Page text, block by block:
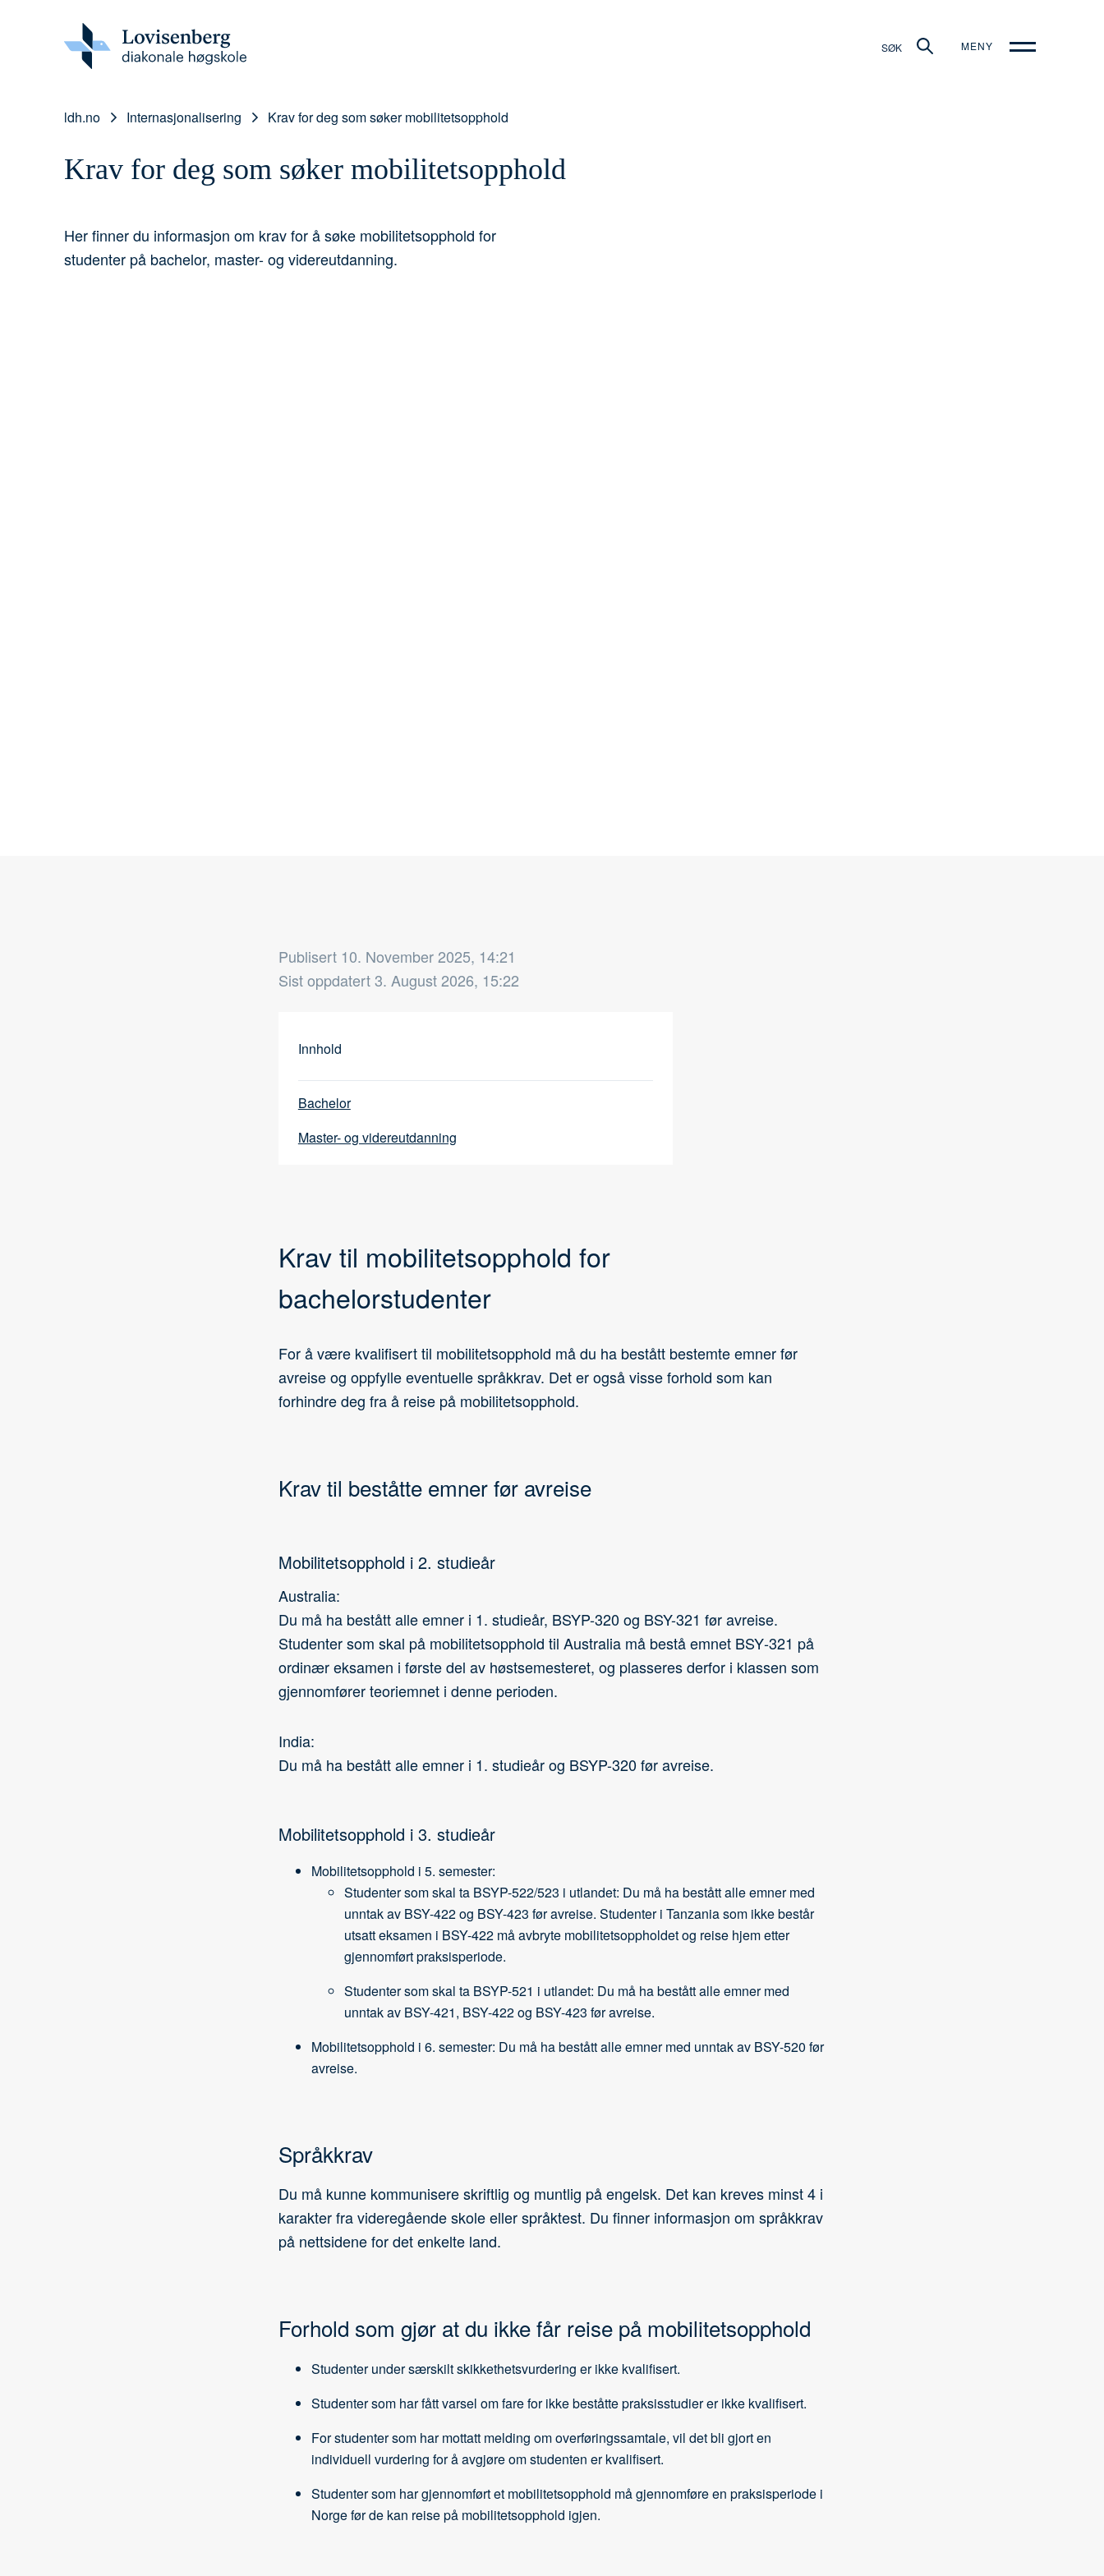
SØK MENY
ldh.no Internasjonalisering Krav for deg som søker mobilitetsopphold
Krav for deg som søker mobilitetsopphold
Her finner du informasjon om krav for å søke mobilitetsopphold for
studenter på bachelor, master- og videreutdanning.
Publisert 10. November 2025, 14:21
Sist oppdatert3. August 2026, 15:22
Innhold
Bachelor
Master- og videreutdanning
Krav til mobilitetsopphold for
bachelorstudenter
For å være kvalifisert til mobilitetsopphold må du ha bestått bestemte emner før
avreise og oppfylle eventuelle språkkrav. Det er også visse forhold som kan
forhindre deg fra å reise på mobilitetsopphold.
Krav til beståtte emner før avreise
Mobilitetsopphold i 2. studieår
Australia:
Du må ha bestått alle emner i 1. studieår, BSYP-320 og BSY-321 før avreise.
Studenter som skal på mobilitetsopphold til Australia må bestå emnet BSY‑321 på
ordinær eksamen i første del av høstsemesteret, og plasseres derfor i klassen som
gjennomfører teoriemnet i denne perioden.
India:
Du må ha bestått alle emner i 1. studieår og BSYP-320 før avreise.
Mobilitetsopphold i 3. studieår
Mobilitetsopphold i 5. semester:
Studenter som skal ta BSYP-522/523 i utlandet: Du må ha bestått alle emner med
unntak av BSY-422 og BSY-423 før avreise. Studenter i Tanzania som ikke består
utsatt eksamen i BSY-422 må avbryte mobilitetsoppholdet og reise hjem etter
gjennomført praksisperiode.
Studenter som skal ta BSYP-521 i utlandet: Du må ha bestått alle emner med
unntak av BSY-421, BSY-422 og BSY-423 før avreise.
Mobilitetsopphold i 6. semester: Du må ha bestått alle emner med unntak av BSY-520 før
avreise.
Språkkrav
Du må kunne kommunisere skriftlig og muntlig på engelsk. Det kan kreves minst 4 i
karakter fra videregående skole eller språktest. Du finner informasjon om språkkrav
på nettsidene for det enkelte land.
Forhold som gjør at du ikke får reise på mobilitetsopphold
Studenter under særskilt skikkethetsvurdering er ikke kvalifisert.
Studenter som har fått varsel om fare for ikke beståtte praksisstudier er ikke kvalifisert.
For studenter som har mottatt melding om overføringssamtale, vil det bli gjort en
individuell vurdering for å avgjøre om studenten er kvalifisert.
Studenter som har gjennomført et mobilitetsopphold må gjennomføre en praksisperiode i
Norge før de kan reise på mobilitetsopphold igjen.